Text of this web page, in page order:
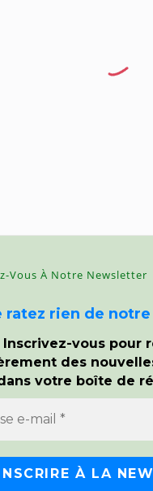
Vous À Notre Newsletter
ratez rien de
Inscrivez-vous pour
des
votre boîte de